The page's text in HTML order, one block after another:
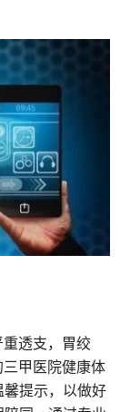
透支，胃绞
甲医院健康体
提示，以做好